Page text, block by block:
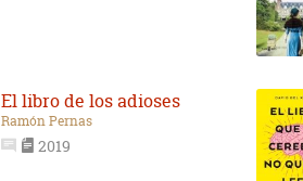
El libro de los adioses
Ramón Pernas
2019